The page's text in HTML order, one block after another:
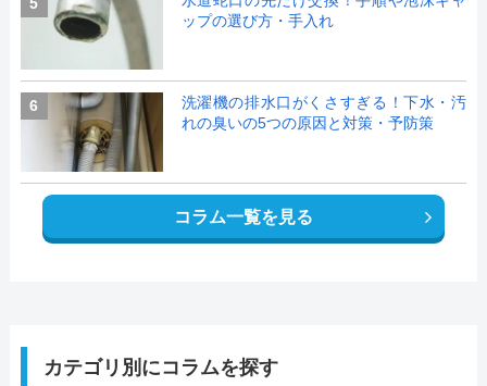
ップの選び方・手入れ
6
洗濯機の排水口がくさすぎる！下水・汚
れの臭いの5つの原因と対策・予防策
コラム一覧を見る
カテゴリ別にコラムを探す